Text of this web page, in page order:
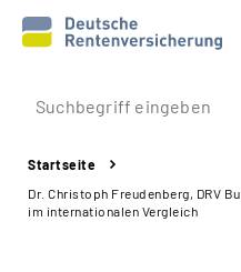
Prävention
Reha
Startseite
Dr. Christoph Freudenberg, DRV
im internationalen Vergleich